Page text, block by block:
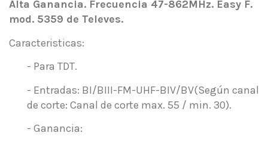
Alta Ganancia. Frecuencia 47-862MHz. Easy F.
mod. 5359 de Televes.
Caracteristicas:
- Para TDT.
- Entradas: BI/BIII-FM-UHF-BIV/BV(Según canal
de corte: Canal de corte max. 55 / min. 30).
- Ganancia: